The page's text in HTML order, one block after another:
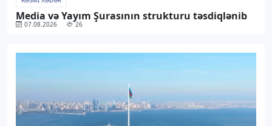
Media və Yayım Şurasının strukturu təsdiqlənib
07.08.2026 26